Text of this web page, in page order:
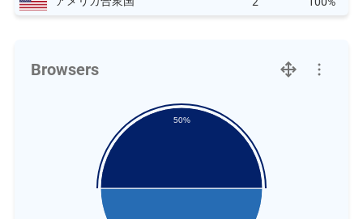
Browsers
50%